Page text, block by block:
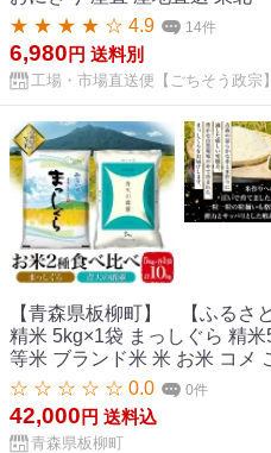
★ ★ ★ ★ ☆ 4.9
14件
6,980 円 送料別
工場・市場直送便【ごちそう政宗】
【青森県板柳町】 【ふるさ
精米 5kg×1袋 まっしぐら 精
等米 ブランド米 米 お米 コメ
き立て 国産 備蓄 津軽みらい
柳グリーンセンター
☆ ☆ ☆ ☆ ☆ 0.0 0件
42,000 円 送料込
青森県板柳町